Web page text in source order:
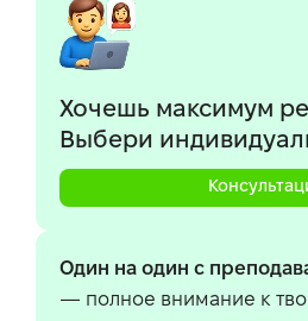
Хочешь максимум
Выбери
Один на один с
— полное внимание к